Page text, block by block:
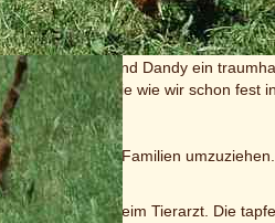
gleichermaßen verbunden:
mit sich bringt und so
/ Leo und Dandy ein
Mootje haben sie wie wir schon fest
in ihre neuen Familien
unser Besuch beim Tierarzt. Die